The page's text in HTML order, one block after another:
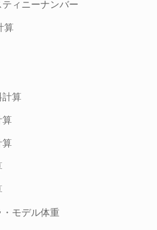
ィニーナンバー
算
計算
算
算
モデル体重